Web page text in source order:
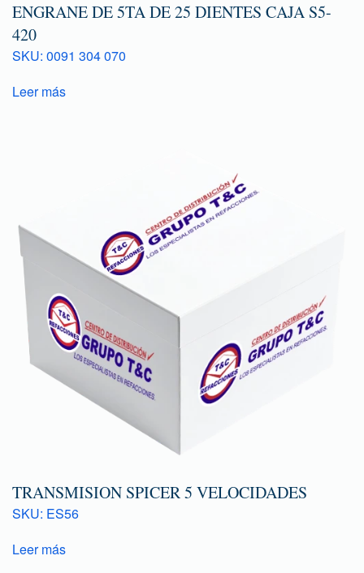
ENGRANE DE 5TA DE 25 DIENTES CAJA S5-
420
SKU: 0091 304 070
Leer más
TRANSMISION SPICER 5 VELOCIDADES
SKU: ES56
Leer más